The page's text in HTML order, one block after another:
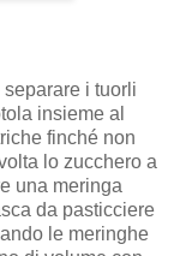
i tuorli
insieme al
finché non
lo zucchero a
una meringa
da pasticciere
le meringhe